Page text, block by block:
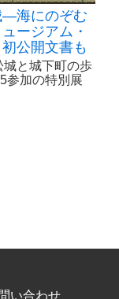
海にのぞむ
ージアム・
公開文書も
と城下町の歩
参加の特別展
い合わせ